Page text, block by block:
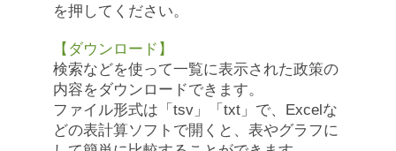
を押してください。
【ダウンロード】
検索などを使って一覧に表示された政策の
内容をダウンロードできます。
ファイル形式は「tsv」「txt」で、Excelな
どの表計算ソフトで開くと、表やグラフに